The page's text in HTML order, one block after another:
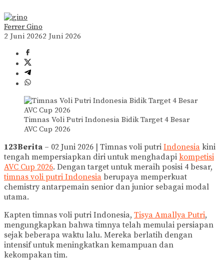
Ferrer Gino
2 Juni 20262 Juni 2026
Timnas Voli Putri Indonesia Bidik Target 4 Besar
AVC Cup 2026
123Berita – 02 Juni 2026 | Timnas voli putri Indonesia kini
tengah mempersiapkan diri untuk menghadapi kompetisi
AVC Cup 2026. Dengan target untuk meraih posisi 4 besar,
timnas voli putri Indonesia berupaya memperkuat
chemistry antarpemain senior dan junior sebagai modal
utama.
Kapten timnas voli putri Indonesia, Tisya Amallya Putri,
mengungkapkan bahwa timnya telah memulai persiapan
sejak beberapa waktu lalu. Mereka berlatih dengan
intensif untuk meningkatkan kemampuan dan
kekompakan tim.